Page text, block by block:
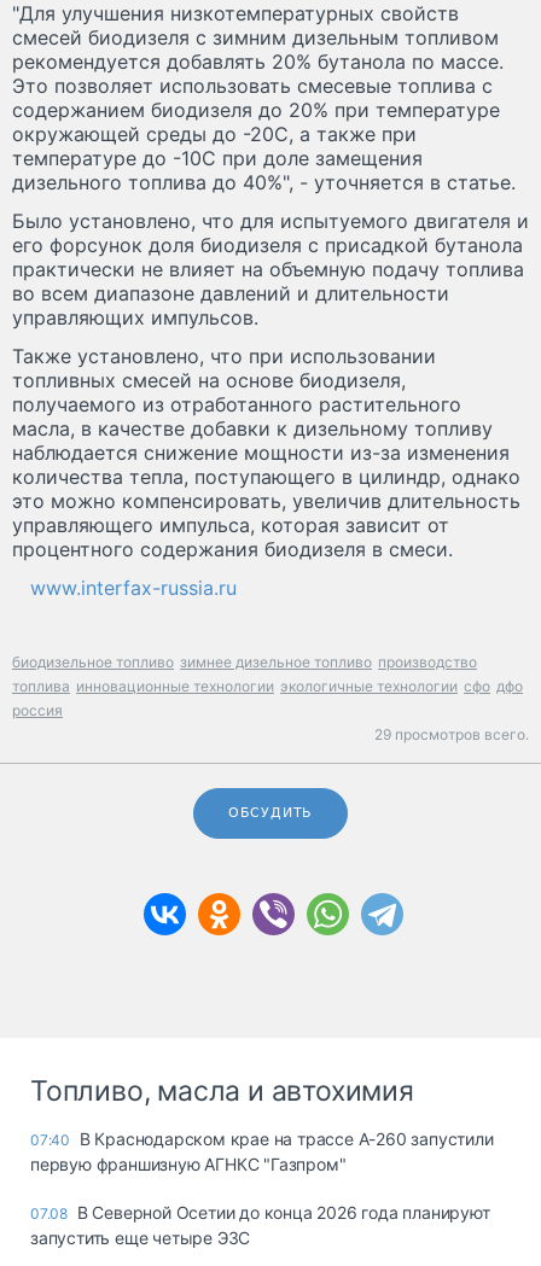
"Для улучшения низкотемпературных свойств
смесей биодизеля с зимним дизельным топливом
рекомендуется добавлять 20% бутанола по массе.
Это позволяет использовать смесевые топлива с
содержанием биодизеля до 20% при температуре
окружающей среды до -20C, а также при
температуре до -10C при доле замещения
дизельного топлива до 40%", - уточняется в статье.
Было установлено, что для испытуемого двигателя и
его форсунок доля биодизеля с присадкой бутанола
практически не влияет на объемную подачу топлива
во всем диапазоне давлений и длительности
управляющих импульсов.
Также установлено, что при использовании
топливных смесей на основе биодизеля,
получаемого из отработанного растительного
масла, в качестве добавки к дизельному топливу
наблюдается снижение мощности из-за изменения
количества тепла, поступающего в цилиндр, однако
это можно компенсировать, увеличив длительность
управляющего импульса, которая зависит от
процентного содержания биодизеля в смеси.
www.interfax-russia.ru
биодизельное топливо зимнее дизельное топливо производство
топлива инновационные технологии экологичные технологии сфо дфо
россия
29 просмотров всего.
ОБСУДИТЬ
Топливо, масла и автохимия
07:40
В Краснодарском крае на трассе А-260 запустили
первую франшизную АГНКС "Газпром"
07.08 В Северной Осетии до конца 2026 года планируют
запустить еще четыре ЭЗС